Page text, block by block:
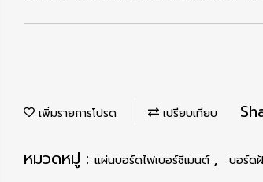
เพิ่มรายการโปรด เปรียบเทียบ
หมวดหมู่ : แผ่นบอร์ดไฟเบอร์ซีเมนต์ , บอร์ด